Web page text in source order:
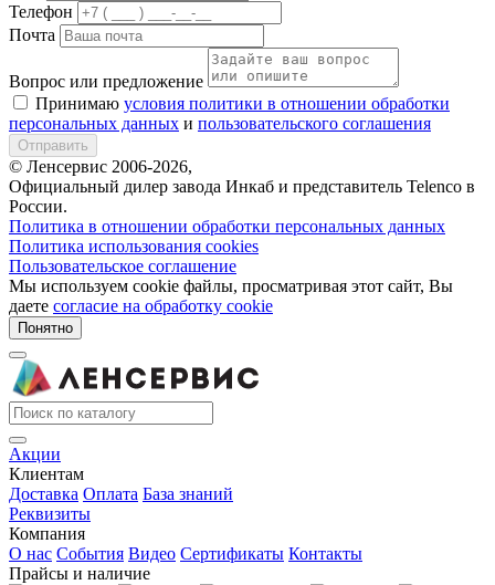
Телефон
Почта
Вопрос или предложение
Принимаю условия политики в отношении обработки
персональных данных и пользовательского соглашения
Отправить
© Ленсервис 2006-2026,
Официальный дилер завода Инкаб и представитель Telenco в
России.
Политика в отношении обработки персональных данных
Политика использования cookies
Пользовательское соглашение
Мы используем cookie файлы, просматривая этот сайт, Вы
даете согласие на обработку cookie
Понятно
Акции
Клиентам
Доставка Оплата База знаний
Реквизиты
Компания
О нас События Видео Сертификаты Контакты
Прайсы и наличие